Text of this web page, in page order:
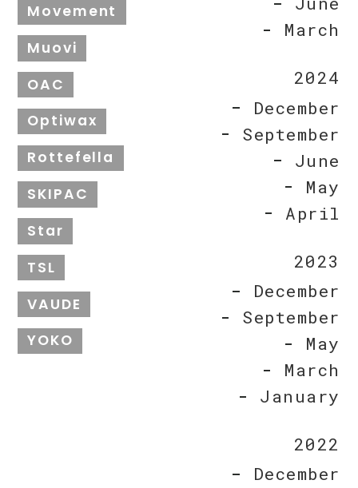
Movement
Muovi
OAC
Optiwax
Rottefella
SKIPAC
Star
TSL
VAUDE
YOKO
March
2024
December
September
June
May
April
2023
December
September
May
March
January
2022
December